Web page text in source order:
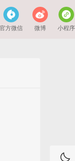
官方微信 微博 小程序